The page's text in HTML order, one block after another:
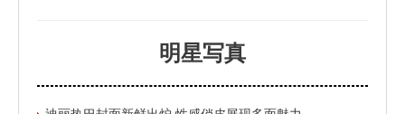
明星写真